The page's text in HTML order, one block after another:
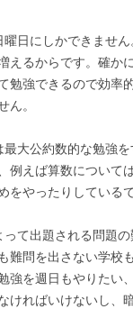
日にしかできませ
えるからです。確か
勉強できるので効率
。
大公約数的な勉強
例えば算数について
をやったりしているで
て出題される問題の
難問を出さない学校
強を週日もやりたい
ければいけないし、